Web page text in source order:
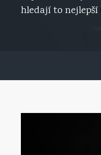
hledají to